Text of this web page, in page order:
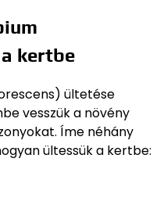
kertbe
ültetése
vesszük a növény
Íme néhány
ültessük a kertbe: